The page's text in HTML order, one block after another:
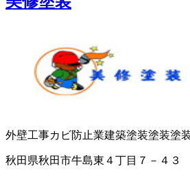
外壁工事カビ防止業建築塗装塗装塗
秋田県秋田市牛島東４丁目７－４３